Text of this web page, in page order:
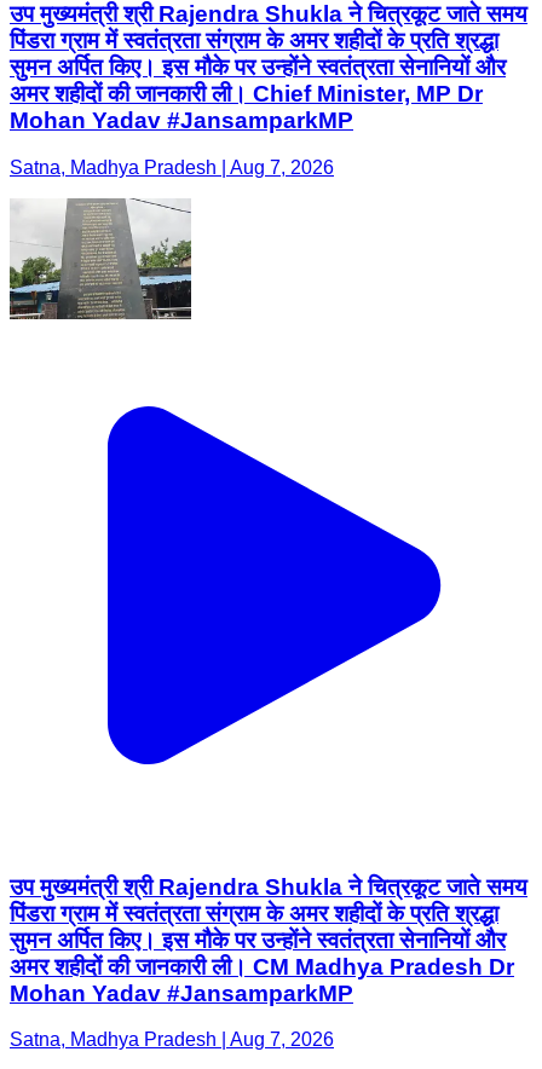
उप मुख्यमंत्री श्री Rajendra Shukla ने चित्रकूट जाते समय
पिंडरा ग्राम में स्वतंत्रता संग्राम के अमर शहीदों के प्रति श्रद्धा
सुमन अर्पित किए। इस मौके पर उन्होंने स्वतंत्रता सेनानियों और
अमर शहीदों की जानकारी ली। Chief Minister, MP Dr
Mohan Yadav #JansamparkMP
Satna, Madhya Pradesh | Aug 7, 2026
उप मुख्यमंत्री श्री Rajendra Shukla ने चित्रकूट जाते समय
पिंडरा ग्राम में स्वतंत्रता संग्राम के अमर शहीदों के प्रति श्रद्धा
सुमन अर्पित किए। इस मौके पर उन्होंने स्वतंत्रता सेनानियों और
अमर शहीदों की जानकारी ली। CM Madhya Pradesh Dr
Mohan Yadav #JansamparkMP
Satna, Madhya Pradesh | Aug 7, 2026